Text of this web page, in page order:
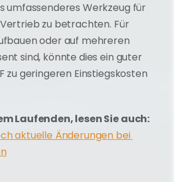
umfassenderes Werkzeug für
zu betrachten. Für
oder auf mehreren
sind, könnte dies ein guter
zu geringeren Einstiegskosten
aktuelle Änderungen bei